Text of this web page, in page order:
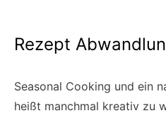
Rezept
Seasonal Cooking und ein
heißt manchmal kreativ zu